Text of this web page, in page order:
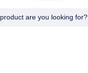
التكنولوجيا العالية،
are you looking for?